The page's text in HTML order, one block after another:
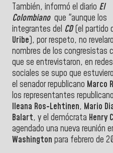
También, informó el diario El
Colombiano que "aunque los
integrantes del CD(el partido
Uribe), por respeto, no
nombres de los congresistas
que se entrevistaron, en redes
sociales se supo que
el senador republicano Marco
los representantes
Ileana Ros-Lehtinen, Mario
Balart, y el demócrata Henry
agendado una nueva reunión
Washington para febrero de